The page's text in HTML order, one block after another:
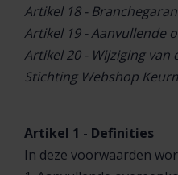
Artikel 18 -
Artikel 19 - Aanvullende
Artikel 20 - Wijziging
Stichting Webshop
Artikel 1 - Definities
In deze voorwaarden